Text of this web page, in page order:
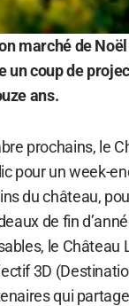
marché de
un coup de
ans.
prochains, le
pour un week-
du château,
de fin
le Château
3D
qui